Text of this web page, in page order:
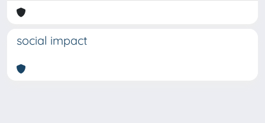
social impact